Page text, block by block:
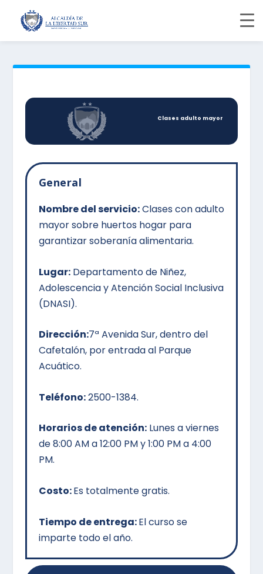
Clases adulto mayor
General
Nombre del servicio:Clases con adulto
mayor sobre huertos hogar para
garantizar soberanía alimentaria.
Lugar:Departamento de Niñez,
Adolescencia y Atención Social Inclusiva
(DNASI).
Dirección:7ª Avenida Sur, dentro del
Cafetalón, por entrada al Parque
Acuático.
Teléfono:2500-1384.
Horarios de atención:Lunes a viernes
de 8:00 AM a 12:00 PM y 1:00 PM a 4:00
PM.
Costo:Es totalmente gratis.
Tiempo de entrega:El curso se
imparte todo el año.